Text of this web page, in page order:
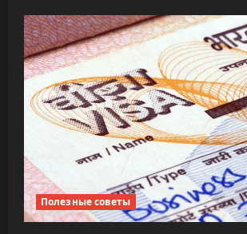
Полезные советы